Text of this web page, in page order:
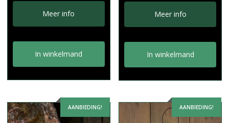
Meer info
In winkelmand
was:
€10,95.€7,95.
Meer info
In winkelmand
AANBIEDING! AANBIEDING!